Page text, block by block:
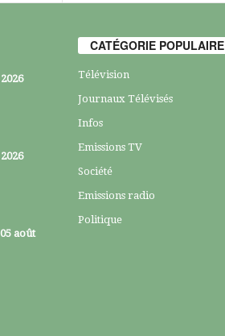
août
CATÉGORIE POPULAIRE
Télévision
Journaux Télévisés
Infos
Emissions TV
Société
Emissions radio
Politique